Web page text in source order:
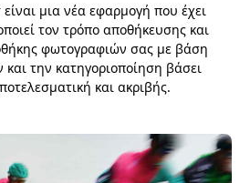
μια νέα εφαρμογή που έχει
τον τρόπο αποθήκευσης και
φωτογραφιών σας με βάση
την κατηγοριοποίηση βάσει
και ακριβής.